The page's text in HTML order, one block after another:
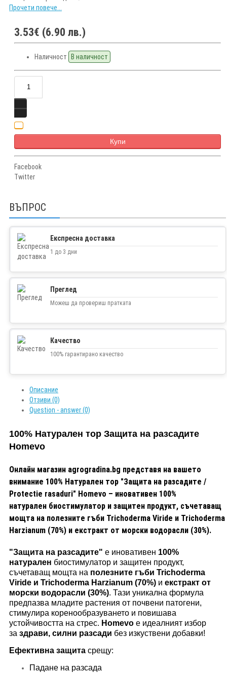
Прочети повече...
3.53€ (6.90 лв.)
Наличност В наличност
Купи
Facebook
Twitter
ВЪПРОС
Експресна доставка
1 до 3 дни
Преглед
Можеш да провериш пратката
Качество
100% гарантирано качество
Описание
Отзиви (0)
Question - answer (0)
100% Натурален тор Защита на разсадите
Homevo
Онлайн магазин agrogradina.bg представя на вашето
внимание 100% Натурален тор "Защита на разсадите /
Protectie rasaduri" Homevo – иновативен 100%
натурален биостимулатор и защитен продукт, съчетаващ
мощта на полезните гъби Trichoderma Viride и Trichoderma
Harzianum (70%) и екстракт от морски водорасли (30%).
"Защита на разсадите" е иновативен 100%
натурален биостимулатор и защитен продукт,
съчетаващ мощта на полезните гъби Trichoderma
Viride и Trichoderma Harzianum (70%) и екстракт от
морски водорасли (30%). Тази уникална формула
предпазва младите растения от почвени патогени,
стимулира коренообразуването и повишава
устойчивостта на стрес. Homevo е идеалният избор
за здрави, силни разсади без изкуствени добавки!
Ефективна защита срещу:
Падане на разсада